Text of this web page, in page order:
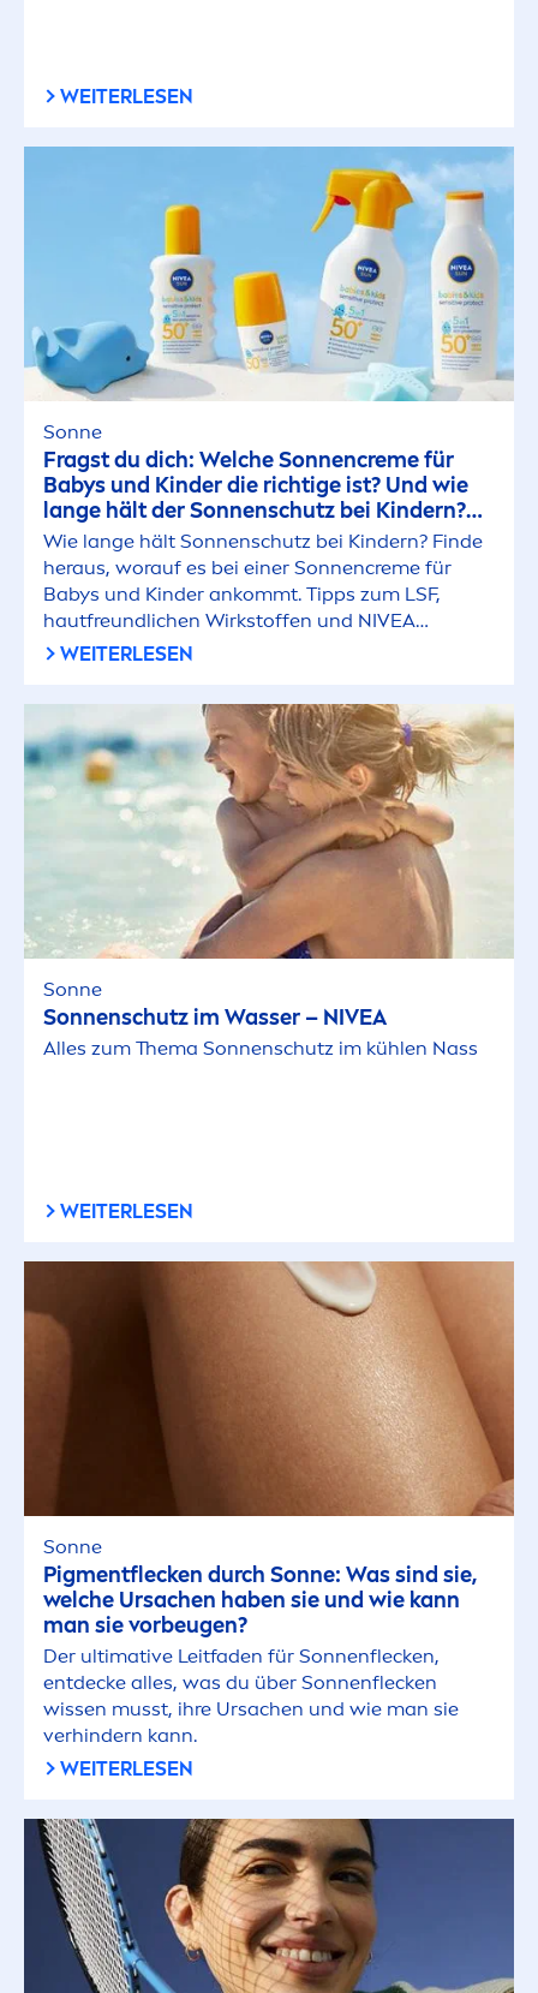
WEITERLESEN
Sonne
Fragst du dich: Welche Sonnencremefür
Babys und Kinder die richtige ist? Und wie
lange hält der Sonnenschutz bei Kindern?
Hier erfährst du alles, was du wissen musst.
Wie lange hält Sonnenschutz bei Kindern? Finde
heraus, worauf es bei einer Sonnencreme für
Babys und Kinder ankommt. Tipps zum LSF,
hautfreundlichen Wirkstoffen und NIVEA
Expertentipps.
WEITERLESEN
Sonne
Sonnenschutz im Wasser – NIVEA
Alles zum Thema Sonnenschutz im kühlen Nass
WEITERLESEN
Sonne
Pigmentflecken durch Sonne: Was sind sie,
welche Ursachen haben sie und wie kann
man sie vorbeugen?
Der ultimative Leitfaden für Sonnenflecken,
entdecke alles, was du über Sonnenflecken
wissen musst, ihre Ursachen und wie man sie
verhindern kann.
WEITERLESEN